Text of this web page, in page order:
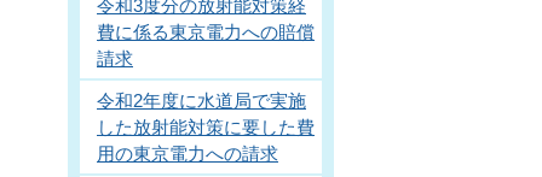
令和3度分の放射能対策経
費に係る東京電力への賠償
請求
令和2年度に水道局で実施
した放射能対策に要した費
用の東京電力への請求